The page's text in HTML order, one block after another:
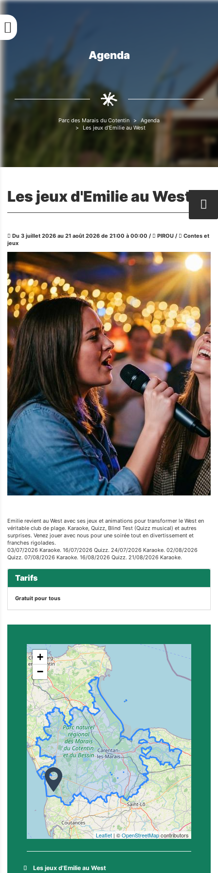
Aller
contenu
principal
Fil
d'Ariane
Agenda
d'Ariane
Parc des Marais du Cotentin
Agenda
Les jeux d'Emilie au West
Les jeux d'Emilie au West
Du 3 juillet 2026 au 21 août 2026 de 21:00 à 00:00 / PIROU /
Contes et
jeux
Emilie revient au West avec ses jeux et animations pour transformer le West en
véritable club de plage. Karaoke, Quizz, Blind Test (Quizz musical) et autres
surprises. Venez jouer avec nous pour une soirée tout en divertissement et
franches rigolades.
03/07/2026 Karaoke. 16/07/2026 Quizz. 24/07/2026 Karaoke. 02/08/2026
Quizz. 07/08/2026 Karaoke. 16/08/2026 Quizz. 21/08/2026 Karaoke.
Tarifs
Gratuit pour tous
+
−
Leaflet | ©OpenStreetMapcontributors
Les jeux d'Emilie au West